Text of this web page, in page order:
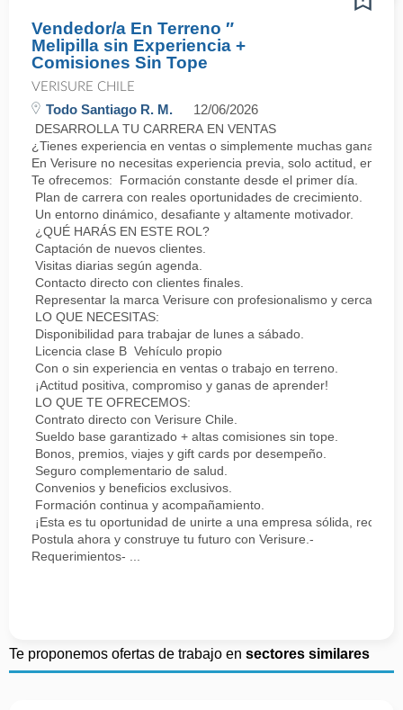
Vendedor/a En Terreno ″
Melipilla sin Experiencia +
Comisiones Sin Tope
VERISURE CHILE
Todo Santiago R. M. 12/06/2026
DESARROLLA TU CARRERA EN VENTAS
¿Tienes experiencia en ventas o simplemente muchas ganas
En Verisure no necesitas experiencia previa, solo actitud,
Te ofrecemos: Formación constante desde el primer día.
Plan de carrera con reales oportunidades de crecimiento.
Un entorno dinámico, desafiante y altamente motivador.
¿QUÉ HARÁS EN ESTE ROL?
Captación de nuevos clientes.
Visitas diarias según agenda.
Contacto directo con clientes finales.
Representar la marca Verisure con profesionalismo y cercanía.
LO QUE NECESITAS:
Disponibilidad para trabajar de lunes a sábado.
Licencia clase B Vehículo propio
Con o sin experiencia en ventas o trabajo en terreno.
¡Actitud positiva, compromiso y ganas de aprender!
LO QUE TE OFRECEMOS:
Contrato directo con Verisure Chile.
Sueldo base garantizado + altas comisiones sin tope.
Bonos, premios, viajes y gift cards por desempeño.
Seguro complementario de salud.
Convenios y beneficios exclusivos.
Formación continua y acompañamiento.
¡Esta es tu oportunidad de unirte a una empresa sólida,
Postula ahora y construye tu futuro con Verisure.-
Requerimientos- ...
Te proponemos ofertas de trabajo en sectores similares